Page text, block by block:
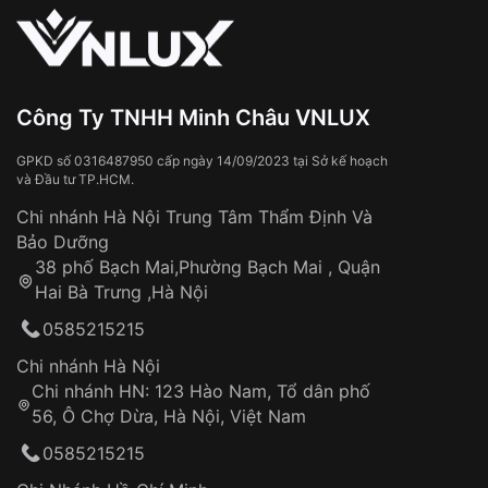
Từ khóa SEO:
Thời gian vận chuyển trung bình: 3 – 5 ngày
làm việc
Áp dụng cho tất cả tỉnh thành trên toàn quốc
Thời gian tính từ khi xác nhận đơn hàng thành
công
Hotline: 0585 215 215
Từ khóa SEO:
Sử dụng sai cách như:
Tiếp xúc với hóa chất, chất tẩy rửa
Đeo đồng hồ khi tắm nước nóng, xông
Đồng hồ bị hư hỏng do:
Tai nạn hoặc tác động từ bên ngoài
Hao mòn tự nhiên theo thời gian:
Dây đeo
Sản phẩm đã bị:
Tự ý sửa chữa
thống VNLUX
Đảm bảo quyền lợi khách hàng
Công Ty TNHH Minh Châu VNLUX
GPKD số 0316487950 cấp ngày 14/09/2023 tại Sở kế hoạch
và Đầu tư TP.HCM.
Chi nhánh Hà Nội Trung Tâm Thẩm Định Và
Bảo Dưỡng
38 phố Bạch Mai,Phường Bạch Mai , Quận
Hai Bà Trưng ,Hà Nội
0585215215
Chi nhánh Hà Nội
Chi nhánh HN: 123 Hào Nam, Tổ dân phố
56, Ô Chợ Dừa, Hà Nội, Việt Nam
0585215215